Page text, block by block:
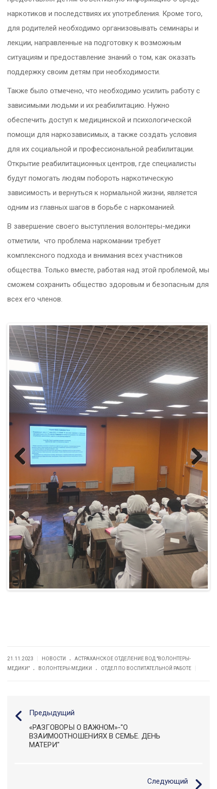
наркотиков и последствиях их употребления. Кроме того,
для родителей необходимо организовывать семинары и
лекции, направленные на подготовку к возможным
ситуациям и предоставление знаний о том, как оказать
поддержку своим детям при необходимости.
Также было отмечено, что необходимо усилить работу с
зависимыми людьми и их реабилитацию. Нужно
обеспечить доступ к медицинской и психологической
помощи для наркозависимых, а также создать условия
для их социальной и профессиональной реабилитации.
Открытие реабилитационных центров, где специалисты
будут помогать людям побороть наркотическую
зависимость и вернуться к нормальной жизни, является
одним из главных шагов в борьбе с наркоманией.
В завершение своего выступления волонтеры-медики
отметили, что проблема наркомании требует
комплексного подхода и внимания всех участников
общества. Только вместе, работая над этой проблемой, мы
сможем сохранить общество здоровым и безопасным для
всех его членов.
Next
21.11.2023 НОВОСТИ
АСТРАХАНСКОЕ ОТДЕЛЕНИЕ ВОД "ВОЛОНТЕРЫ-
МЕДИКИ"
ВОЛОНТЕРЫ-МЕДИКИ ОТДЕЛ ПО ВОСПИТАТЕЛЬНОЙ РАБОТЕ
Предыдущий
«РАЗГОВОРЫ О ВАЖНОМ»-"О
ВЗАИМООТНОШЕНИЯХ В СЕМЬЕ. ДЕНЬ
МАТЕРИ"
Следующий